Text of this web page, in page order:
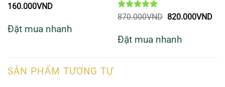
Được xếp
160.000VND
Đặt mua nhanh
Được xếp
870.000VND Giá
870.000VND.
820.000VNDGiá
Đặt mua nhanh
SẢN PHẨM TƯƠNG TỰ